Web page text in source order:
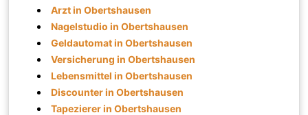
Arzt in Obertshausen
Nagelstudio in Obertshausen
Geldautomat in Obertshausen
Versicherung in Obertshausen
Lebensmittel in Obertshausen
Discounter in Obertshausen
Tapezierer in Obertshausen